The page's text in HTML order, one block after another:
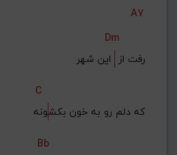
A7
Dm
رفت از این شهر
C
که دلم رو به خون بکشونه
Bb